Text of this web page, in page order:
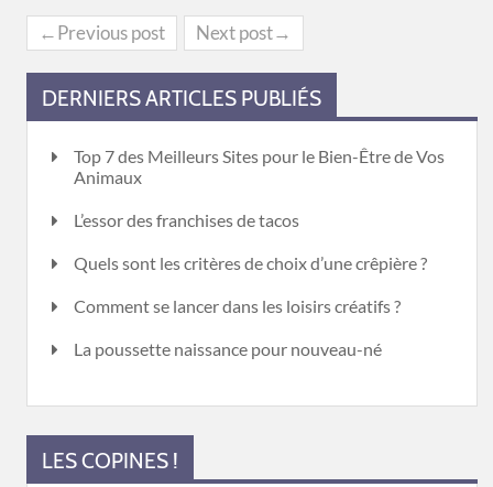
←Previous post Next post→
DERNIERS ARTICLES PUBLIÉS
Top 7 des Meilleurs Sites pour le Bien-Être de Vos
Animaux
L’essor des franchises de tacos
Quels sont les critères de choix d’une crêpière ?
Comment se lancer dans les loisirs créatifs ?
La poussette naissance pour nouveau-né
LES COPINES !